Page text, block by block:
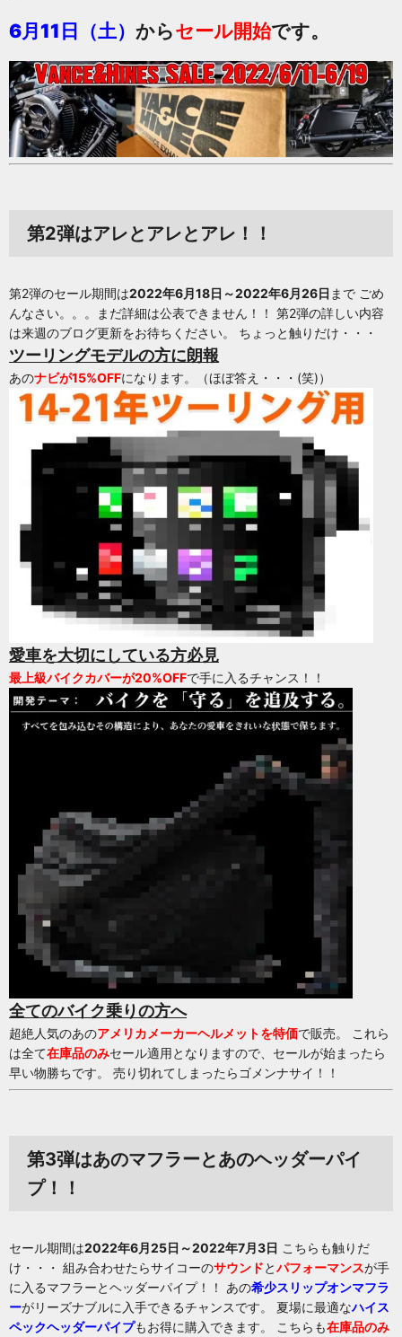
6月11日（土） からセール開始です。
第2弾はアレとアレとアレ！！
第2弾のセール期間は2022年6月18日～2022年6月26日 まで ごめ
んなさい。。。まだ詳細は公表できません！！ 第2弾の詳しい内容
は来週のブログ更新をお待ちください。 ちょっと触りだけ・・・
ツーリングモデルの方に朗報
あのナビが15%OFFになります。（ほぼ答え・・・(笑)）
愛車を大切にしている方必見
最上級バイクカバーが20%OFFで手に入るチャンス！！
全てのバイク乗りの方へ
超絶人気のあのアメリカメーカーヘルメットを特価で販売。 これら
は全て在庫品のみセール適用となりますので、セールが始まったら
早い物勝ちです。 売り切れてしまったらゴメンナサイ！！
第3弾はあのマフラーとあのヘッダーパイ
プ！！
セール期間は2022年6月25日～2022年7月3日 こちらも触りだ
け・・・ 組み合わせたらサイコーのサウンドとパフォーマンスが手
に入るマフラーとヘッダーパイプ！！ あの希少スリップオンマフラ
ーがリーズナブルに入手できるチャンスです。 夏場に最適なハイス
ペックヘッダーパイプもお得に購入できます。 こちらも在庫品のみ